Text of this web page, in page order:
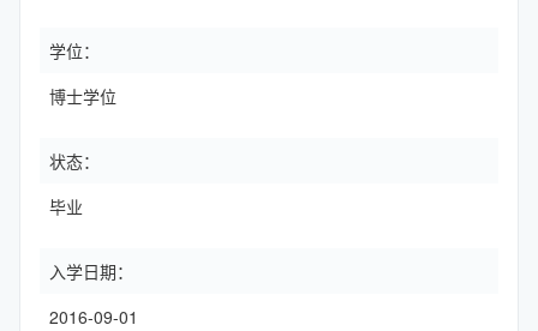
学位：
博士学位
状态：
毕业
入学日期：
2016-09-01